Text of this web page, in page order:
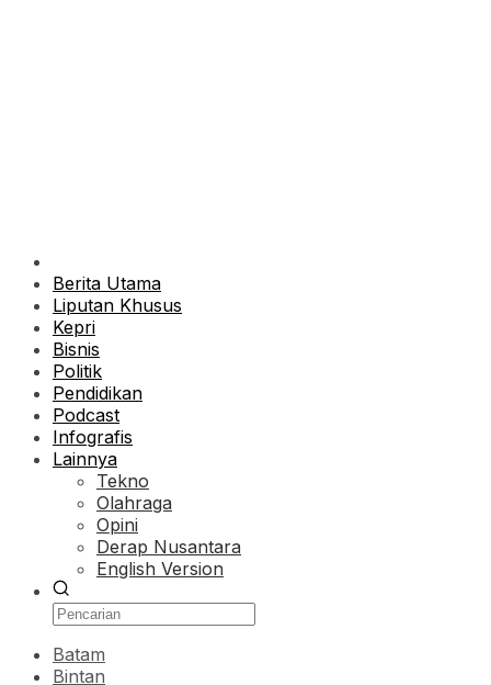
Berita Utama
Liputan Khusus
Kepri
Bisnis
Politik
Pendidikan
Podcast
Infografis
Lainnya
Tekno
Olahraga
Opini
Derap Nusantara
English Version
Batam
Bintan